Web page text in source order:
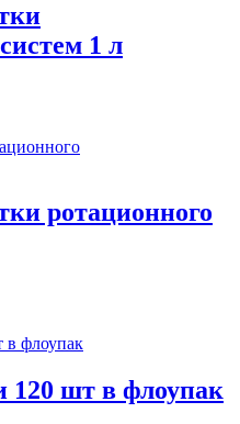
1 л
ротационного
120 шт в флоупак